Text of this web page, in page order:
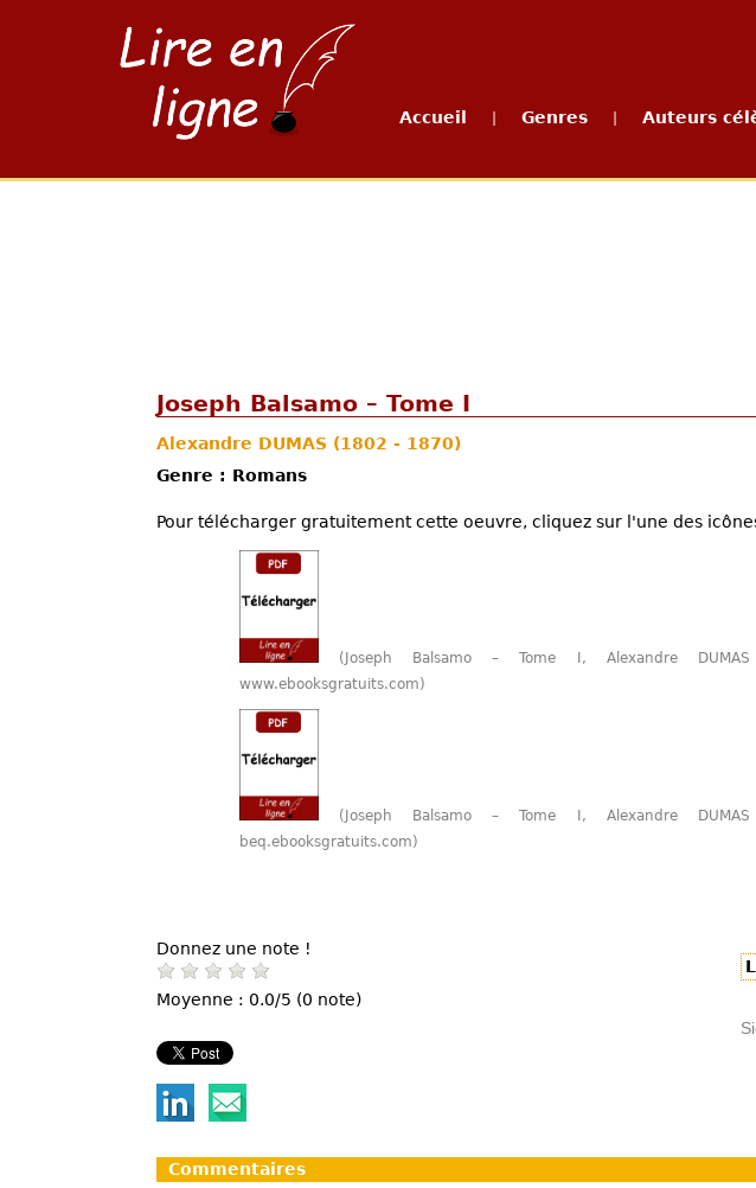
Accueil Genres Auteurs
Joseph Balsamo – Tome I
Alexandre DUMAS (1802 - 1870)
Genre : Romans
Pour télécharger gratuitement cette oeuvre, cliquez sur l'une des
(Joseph Balsamo – Tome I, Alexandre
www.ebooksgratuits.com)
(Joseph Balsamo – Tome I, Alexandre
beq.ebooksgratuits.com)
Donnez une note !
Moyenne : 0.0/5 (0 note)
Commentaires